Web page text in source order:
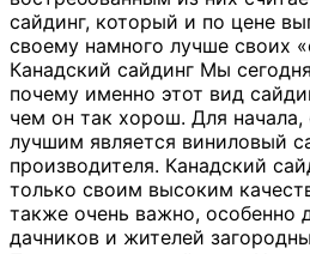
сайдинг, который и по цене
своему намного лучше своих
Канадский сайдинг Мы
почему именно этот вид
чем он так хорош. Для
лучшим является виниловый
производителя. Канадский
только своим высоким
также очень важно, особенно
дачников и жителей